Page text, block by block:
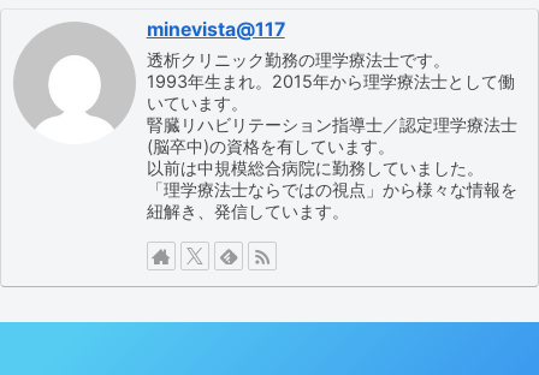
minevista@117
透析クリニック勤務の理学療法士です。
1993年生まれ。2015年から理学療法士として働
いています。
腎臓リハビリテーション指導士／認定理学療法士
(脳卒中)の資格を有しています。
以前は中規模総合病院に勤務していました。
「理学療法士ならではの視点」から様々な情報を
紐解き、発信しています。